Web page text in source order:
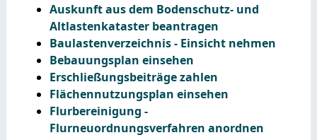
Auskunft aus dem Bodenschutz- und
Altlastenkataster beantragen
Baulastenverzeichnis - Einsicht nehmen
Bebauungsplan einsehen
Erschließungsbeiträge zahlen
Flächennutzungsplan einsehen
Flurbereinigung -
Flurneuordnungsverfahren anordnen